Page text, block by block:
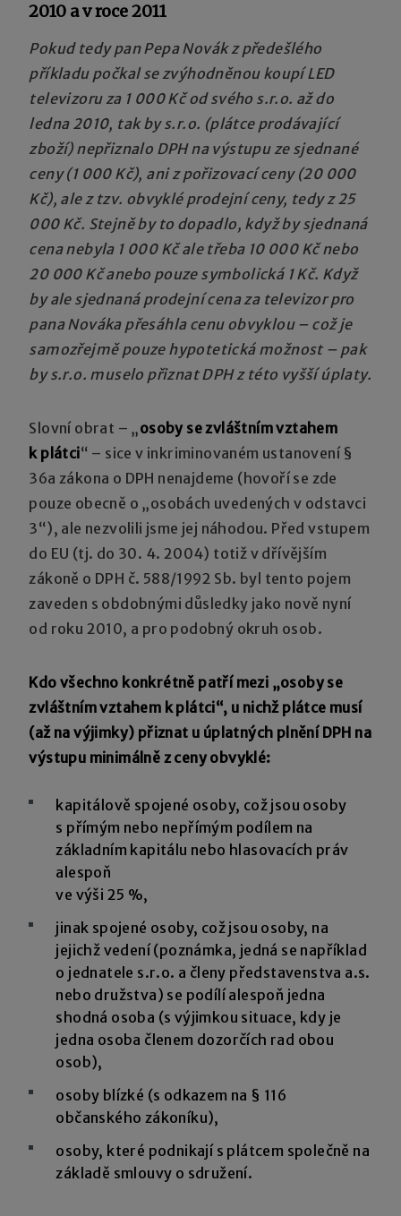
2010 a v roce 2011
Pokud tedy pan Pepa Novák z předešlého
příkladu počkal se zvýhodněnou koupí LED
televizoru za 1 000 Kč od svého s.r.o. až do
ledna 2010, tak by s.r.o. (plátce prodávající
zboží) nepřiznalo DPH na výstupu ze sjednané
ceny (1 000 Kč), ani z pořizovací ceny (20 000
Kč), ale z tzv. obvyklé prodejní ceny, tedy z 25
000 Kč. Stejně by to dopadlo, když by sjednaná
cena nebyla 1 000 Kč ale třeba 10 000 Kč nebo
20 000 Kč anebo pouze symbolická 1 Kč. Když
by ale sjednaná prodejní cena za televizor pro
pana Nováka přesáhla cenu obvyklou – což je
samozřejmě pouze hypotetická možnost – pak
by s.r.o. muselo přiznat DPH z této vyšší úplaty.
Slovní obrat – „ osoby se zvláštním vztahem
k plátci“ – sice v inkriminovaném ustanovení §
36a zákona o DPH nenajdeme (hovoří se zde
pouze obecně o „osobách uvedených v odstavci
3“), ale nezvolili jsme jej náhodou. Před vstupem
do EU (tj. do 30. 4. 2004) totiž v dřívějším
zákoně o DPH č. 588/1992 Sb. byl tento pojem
zaveden s obdobnými důsledky jako nově nyní
od roku 2010, a pro podobný okruh osob.
Kdo všechno konkrétně patří mezi „osoby se
zvláštním vztahem k plátci“, u nichž plátce musí
(až na výjimky) přiznat u úplatných plnění DPH na
výstupu minimálně z ceny obvyklé:
kapitálově spojené osoby, což jsou osoby
s přímým nebo nepřímým podílem na
základním kapitálu nebo hlasovacích práv
alespoň
ve výši 25 %,
jinak spojené osoby, což jsou osoby, na
jejichž vedení (poznámka, jedná se například
o jednatele s.r.o. a členy představenstva a.s.
nebo družstva) se podílí alespoň jedna
shodná osoba (s výjimkou situace, kdy je
jedna osoba členem dozorčích rad obou
osob),
osoby blízké (s odkazem na § 116
občanského zákoníku),
osoby, které podnikají s plátcem společně na
základě smlouvy o sdružení.